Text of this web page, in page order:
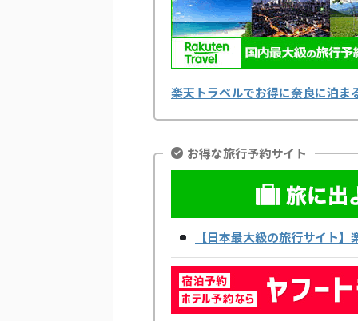
楽天トラベルでお得に奈良に泊ま
お得な旅行予約サイト
【日本最大級の旅行サイト】